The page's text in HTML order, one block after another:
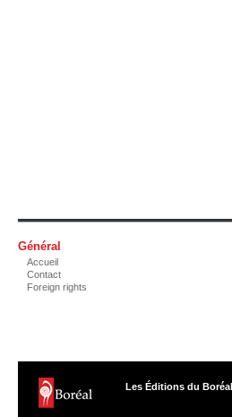
Général
Accueil
Contact
Foreign rights
Les Éditions du Boréal